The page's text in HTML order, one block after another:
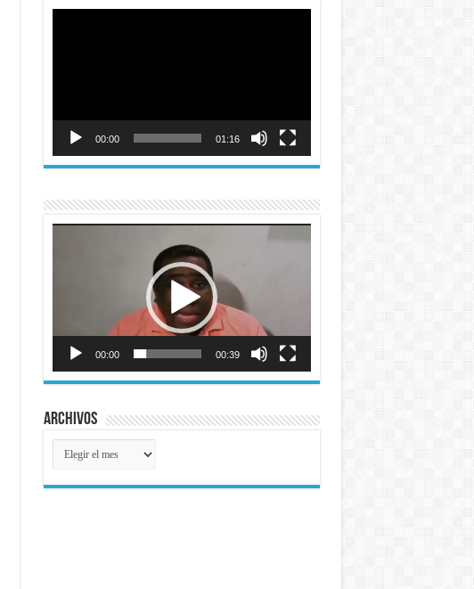
00:00 01:16
Reproductor
00:00 00:39
Archivos
Archivos